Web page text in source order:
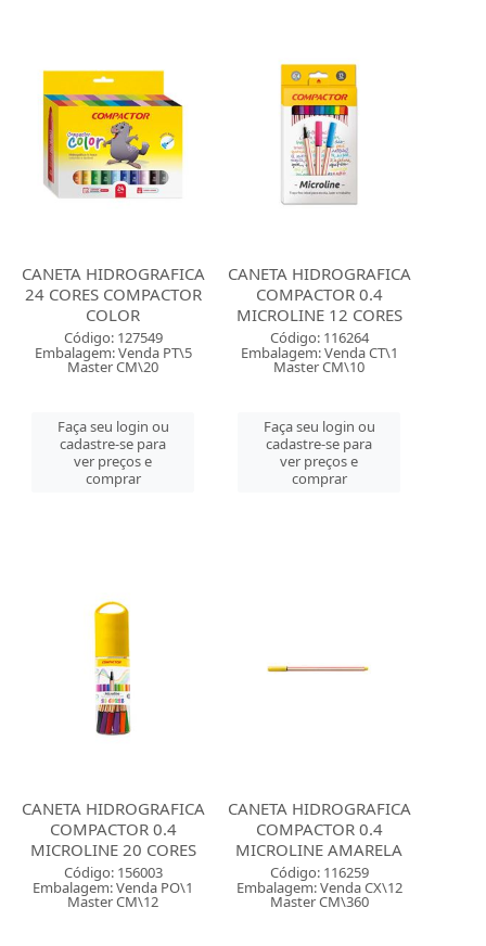
CANETA HIDROGRAFICA
24 CORES COMPACTOR
COLOR
Código: 127549
Embalagem: Venda PT\5
Master CM\20
Faça seu login ou
cadastre-se para
ver preços e
comprar
CANETA HIDROGRAFICA
COMPACTOR 0.4
MICROLINE 12 CORES
Código: 116264
Embalagem: Venda CT\1
Master CM\10
Faça seu login ou
cadastre-se para
ver preços e
comprar
CANETA HIDROGRAFICA
COMPACTOR 0.4
MICROLINE 20 CORES
Código: 156003
Embalagem: Venda PO\1
Master CM\12
CANETA HIDROGRAFICA
COMPACTOR 0.4
MICROLINE AMARELA
Código: 116259
Embalagem: Venda CX\12
Master CM\360